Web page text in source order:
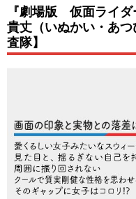
『劇場版 仮面ライ
貴丈（いぬかい・あ
査隊】